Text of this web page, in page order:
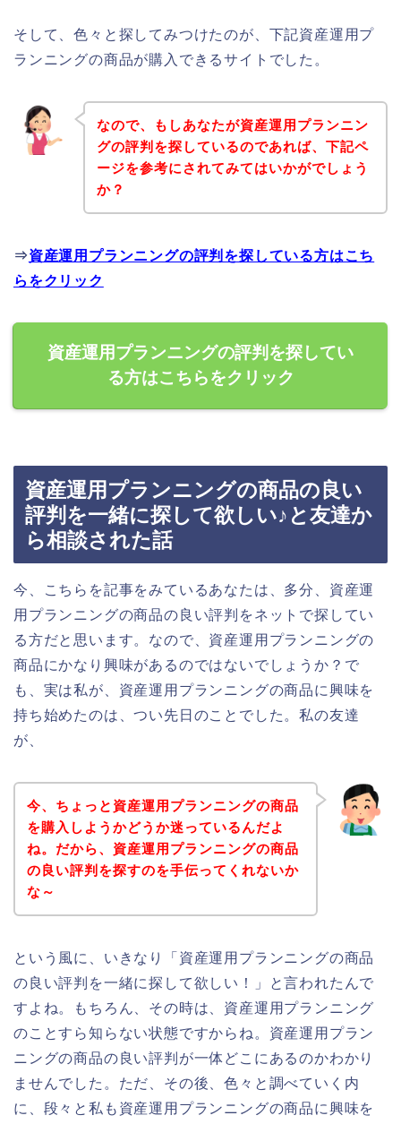
そして、色々と探してみつけたのが、下記資産運用プ
ランニングの商品が購入できるサイトでした。
なので、もしあなたが資産運用プランニン
グの評判を探しているのであれば、下記ペ
ージを参考にされてみてはいかがでしょう
か？
⇒資産運用プランニングの評判を探している方はこち
らをクリック
資産運用プランニングの評判を探してい
る方はこちらをクリック
資産運用プランニングの商品の良い
評判を一緒に探して欲しい♪と友達か
ら相談された話
今、こちらを記事をみているあなたは、多分、資産運
用プランニングの商品の良い評判をネットで探してい
る方だと思います。なので、資産運用プランニングの
商品にかなり興味があるのではないでしょうか？で
も、実は私が、資産運用プランニングの商品に興味を
持ち始めたのは、つい先日のことでした。私の友達
が、
今、ちょっと資産運用プランニングの商品
を購入しようかどうか迷っているんだよ
ね。だから、資産運用プランニングの商品
の良い評判を探すのを手伝ってくれないか
な～
という風に、いきなり「資産運用プランニングの商品
の良い評判を一緒に探して欲しい！」と言われたんで
すよね。もちろん、その時は、資産運用プランニング
のことすら知らない状態ですからね。資産運用プラン
ニングの商品の良い評判が一体どこにあるのかわかり
ませんでした。ただ、その後、色々と調べていく内
に、段々と私も資産運用プランニングの商品に興味を